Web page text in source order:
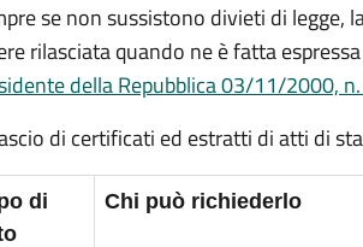
se non sussistono divieti di legge,
rilasciata quando ne è fatta
della Repubblica 03/11/2000,
di certificati ed estratti di atti di
di
Chi può richiederlo